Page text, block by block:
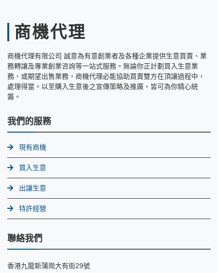
商機代理
商機代理有限公司 誠意為有意創業者及各種企業提供生意買賣、業
務轉讓及專業創業咨詢等一站式服務。無論你正計劃買入生意業
務，或期望出售業務，商機代理必能協助買賣雙方在頂讓過程中，
處理得當。以至購入生意後之宣傳策略及推廣，皆可為你精心統
籌。
我們的服務
現有商機
買入生意
出讓生意
特許經營
聯絡我們
香港九龍新蒲崗大有街29號